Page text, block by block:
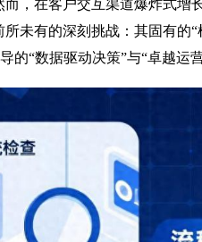
而，在客户交互渠道爆炸式增
未有的深刻挑战：其固有的
的“数据驱动决策”与“卓越运营